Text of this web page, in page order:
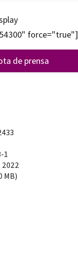
force="true"]
de prensa
1
2022
MB)